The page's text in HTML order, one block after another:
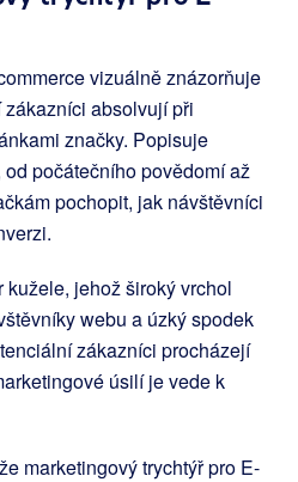
vizuálně znázorňuje
absolvují při
značky. Popisuje
počátečního povědomí až
pochopit, jak návštěvníci
jehož široký vrchol
webu a úzký spodek
zákazníci procházejí
úsilí je vede k
marketingový trychtýř pro E-